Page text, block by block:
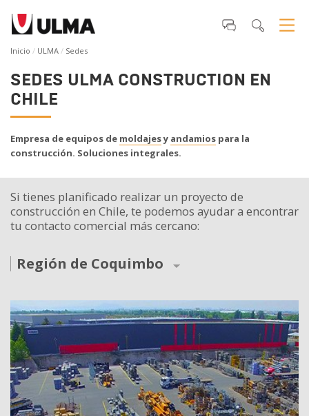
Inicio ULMA Sedes
SEDES ULMA CONSTRUCTION EN
CHILE
Empresa de equipos de moldajesy andamios para la
construcción. Soluciones integrales.
Si tienes planificado realizar un proyecto de
construcción en Chile, te podemos ayudar a encontrar
tu contacto comercial más cercano:
Región de Coquimbo